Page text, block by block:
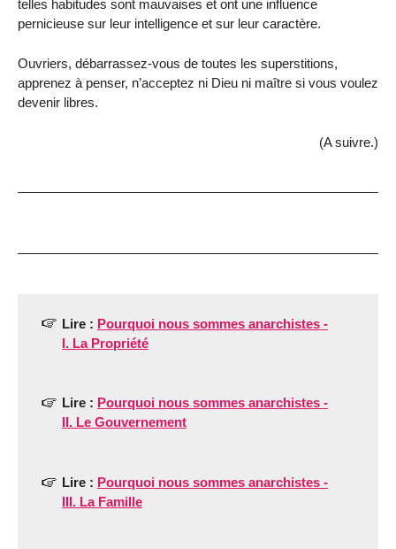
telles habitudes sont mauvaises et ont une influence
pernicieuse sur leur intelligence et sur leur caractère.
Ouvriers, débarrassez-vous de toutes les superstitions,
apprenez à penser, n’acceptez ni Dieu ni maître si vous voulez
devenir libres.
(A suivre.)
Lire : Pourquoi nous sommes anarchistes -
I. La Propriété
Lire : Pourquoi nous sommes anarchistes -
II. Le Gouvernement
Lire : Pourquoi nous sommes anarchistes -
III. La Famille